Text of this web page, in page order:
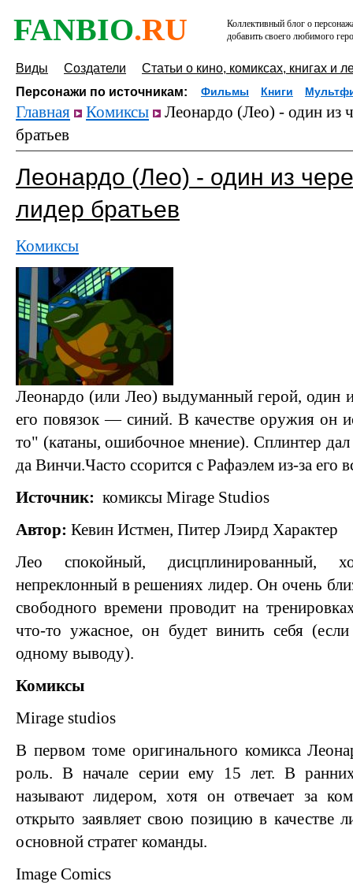
FANBIO.RU
Коллективный блог о
добавить своего любимого
Виды Создатели
Статьи о кино, комиксах, книгах и
Персонажи по источникам:
Фильмы Книги
Главная Комиксы
Леонардо (Лео) - один из
братьев
Леонардо (Лео) - один из
лидер братьев
Комиксы
Леонардо (или Лео) выдуманный герой, один
его повязок — синий. В качестве оружия он
то" (катаны, ошибочное мнение). Сплинтер
да Винчи.Часто ссорится с Рафаэлем из-за его
Источник: комиксы Mirage Studios
Автор: Кевин Истмен, Питер Лэирд Характер
Лео спокойный, дисцплинированный,
непреклонный в решениях лидер. Он очень
свободного времени проводит на
что-то ужасное, он будет винить себя
одному выводу).
Комиксы
Mirage studios
В первом томе оригинального комикса
роль. В начале серии ему 15 лет. В
называют лидером, хотя он отвечает за
открыто заявляет свою позицию в качестве
основной стратег команды.
Image Comics